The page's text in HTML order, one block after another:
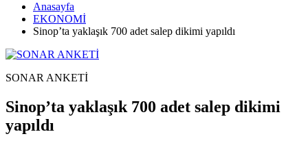
Anasayfa
EKONOMİ
Sinop’ta yaklaşık 700 adet salep dikimi yapıldı
SONAR ANKETİ
Sinop’ta yaklaşık 700 adet salep dikimi
yapıldı